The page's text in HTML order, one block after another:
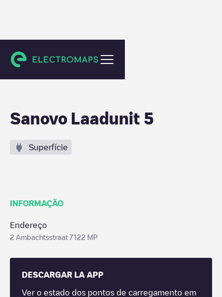
Aalten
Sanovo Laadunit 5
Superfície
INFORMAÇÃO
Endereço
2 Ambachtsstraat 7122 MP
DESCARGAR LA APP
Ver o estado dos pontos de carregamento em